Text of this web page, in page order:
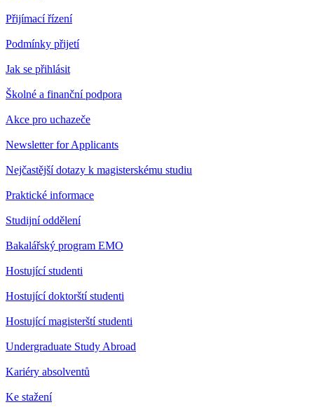
Přijímací řízení
Podmínky přijetí
Jak se přihlásit
Školné a finanční podpora
Akce pro uchazeče
Newsletter for Applicants
Nejčastější dotazy k magisterskému studiu
Praktické informace
Studijní oddělení
Bakalářský program EMO
Hostující studenti
Hostující doktorští studenti
Hostující magisterští studenti
Undergraduate Study Abroad
Kariéry absolventů
Ke stažení